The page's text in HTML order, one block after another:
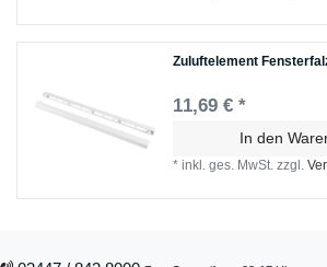
Zuluftelement
11,69 € *
In den
*inkl. ges. MwSt. zzgl.